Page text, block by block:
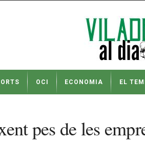
OCI ECONOMIA EL
pes de les